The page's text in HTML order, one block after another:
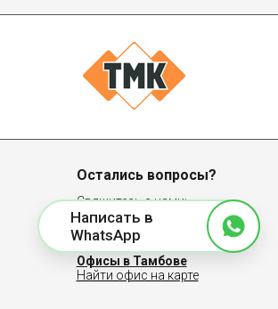
Остались вопросы?
Свяжитесь с нами:
8 (4752) 43-01-56
Офисы в Тамбове
Найти офис на карте
Написать в
WhatsApp